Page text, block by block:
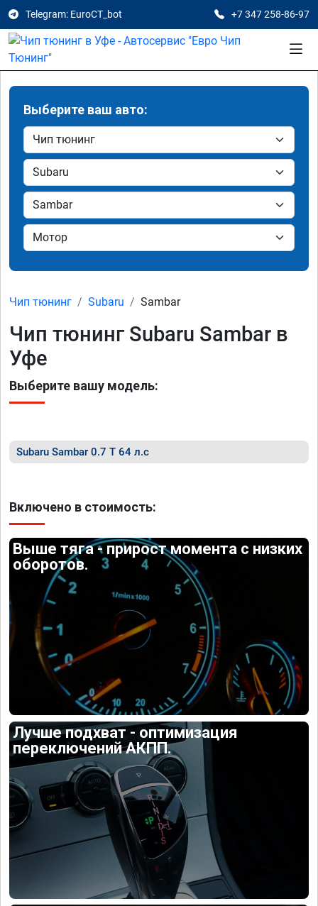
Telegram: EuroCT_bot +7 347 258-86-97
Выберите ваш авто:
Чип тюнинг Subaru Sambar
Чип тюнинг Subaru Sambar в
Уфе
Выберите вашу модель:
Subaru Sambar 0.7 T 64 л.с
Включено в стоимость:
Выше тяга - прирост момента с низких
оборотов.
Лучше подхват - оптимизация
переключений АКПП.